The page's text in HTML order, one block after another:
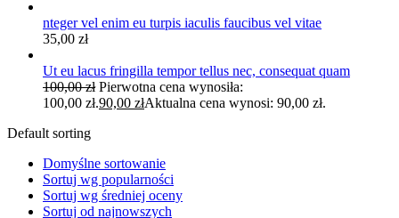
nteger vel enim eu turpis iaculis faucibus vel vitae
35,00 zł
Ut eu lacus fringilla tempor tellus nec, consequat quam
100,00zł Pierwotna cena wynosiła:
100,00 zł.90,00 złAktualna cena wynosi: 90,00 zł.
Default sorting
Domyślne sortowanie
Sortuj wg popularności
Sortuj wg średniej oceny
Sortuj od najnowszych